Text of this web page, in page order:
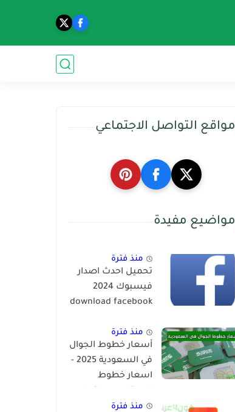
مواقع التواصل الاجتماعي
مواضيع مفيدة
منذ فترة
تحميل احدث اصدار
فيسبوك 2024
download facebook
منذ فترة
أسعار خطوط الجوال
في السعودية 2025 -
اسعار خطوط
منذ فترة